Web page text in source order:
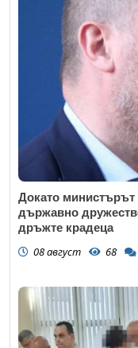
Докато министърът
държавно
дръжте крадеца
08 август 68